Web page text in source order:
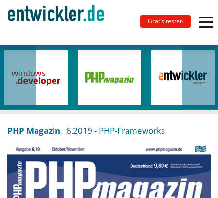
Gratis testen
PHP Magazin 6.2019 - PHP-Frameworks